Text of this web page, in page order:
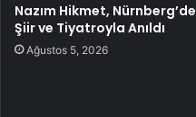
Nazım Hikmet, Nürnberg’de
Şiir ve Tiyatroyla Anıldı
Ağustos 5, 2026